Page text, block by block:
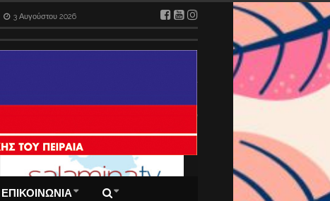
3 Αυγούστου 2026
ΕΠΙΚΟΙΝΩΝΙΑ